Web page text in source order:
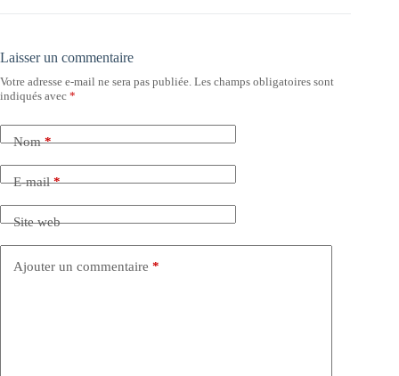
Laisser un commentaire
Votre adresse e-mail ne sera pas publiée. Les champs obligatoires sont
indiqués avec *
Nom*
E-mail*
Site web
Ajouter un commentaire *